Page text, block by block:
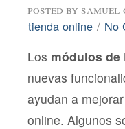
posted by samuel
tienda online / No
Los módulos de
nuevas
ayudan a
online. Algunos